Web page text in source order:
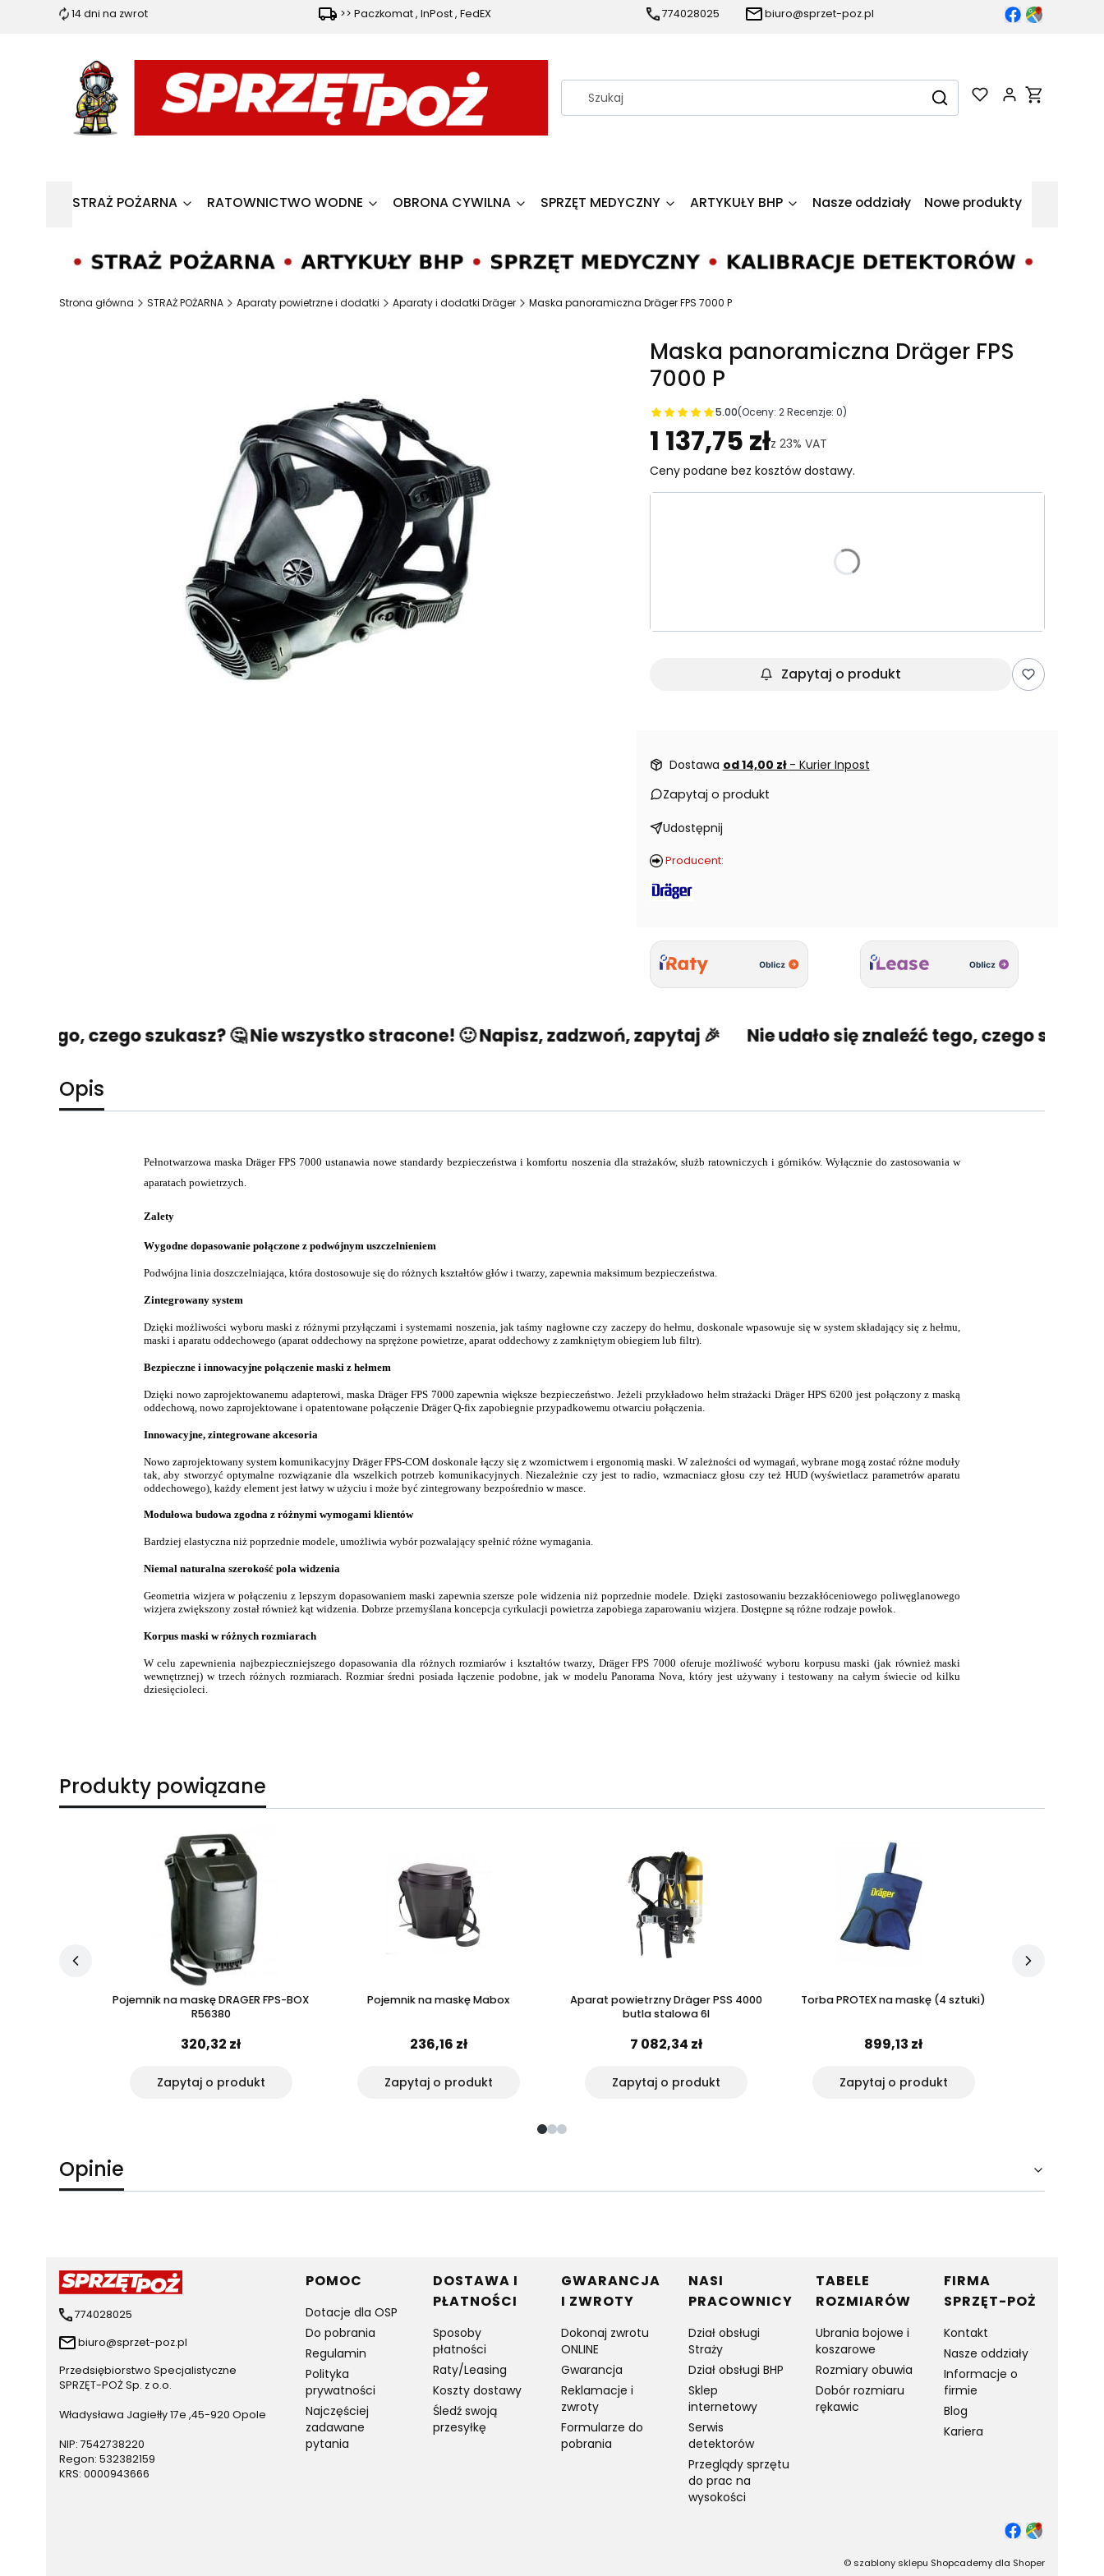
14 dni na zwrot >> Paczkomat , InPost , FedEX 774028025 biuro@sprzet-poz.pl
WyczyśćSzukaj
Produkty w
STRAŻ POŻARNA RATOWNICTWO WODNE OBRONA CYWILNA SPRZĘT MEDYCZNY ARTYKUŁY BHP Nasze oddziały Nowe produkty
Strona główna STRAŻ POŻARNA Aparaty powietrzne i dodatki Aparaty i dodatki Dräger Maska panoramiczna Dräger FPS 7000 P
Maska panoramiczna Dräger FPS
7000 P
5.00(Oceny: 2 Recenzje: 0)
Przejdź do sekcji Opinie
1 137,75 złz 23% VAT
Ceny podane bez kosztów dostawy.
Zapytaj o produkt
Dostawa od 14,00 zł - Kurier Inpost
Zapytaj o produkt
Udostępnij
Producent:
tego, czego szukasz? 🤔 Nie wszystko stracone! 🙂 Napisz, zadzwoń, zapytaj 🎉 Nie udało się znaleźć tego, czego
Opis
Pełnotwarzowa maska Dräger FPS 7000 ustanawia nowe standardy bezpieczeństwa i komfortu noszenia dla strażaków, służb ratowniczych i górników. Wyłącznie do zastosowania w
aparatach powietrzych.
Zalety
Wygodne dopasowanie połączone z podwójnym uszczelnieniem
Podwójna linia doszczelniająca, która dostosowuje się do różnych kształtów głów i twarzy, zapewnia maksimum bezpieczeństwa.
Zintegrowany system
Dzięki możliwości wyboru maski z różnymi przyłączami i systemami noszenia, jak taśmy nagłowne czy zaczepy do hełmu, doskonale wpasowuje się w system składający się z hełmu,
maski i aparatu oddechowego (aparat oddechowy na sprężone powietrze, aparat oddechowy z zamkniętym obiegiem lub filtr).
Bezpieczne i innowacyjne połączenie maski z hełmem
Dzięki nowo zaprojektowanemu adapterowi, maska Dräger FPS 7000 zapewnia większe bezpieczeństwo. Jeżeli przykładowo hełm strażacki Dräger HPS 6200 jest połączony z maską
oddechową, nowo zaprojektowane i opatentowane połączenie Dräger Q-fix zapobiegnie przypadkowemu otwarciu połączenia.
Innowacyjne, zintegrowane akcesoria
Nowo zaprojektowany system komunikacyjny Dräger FPS-COM doskonale łączy się z wzornictwem i ergonomią maski. W zależności od wymagań, wybrane mogą zostać różne moduły
tak, aby stworzyć optymalne rozwiązanie dla wszelkich potrzeb komunikacyjnych. Niezależnie czy jest to radio, wzmacniacz głosu czy też HUD (wyświetlacz parametrów aparatu
oddechowego), każdy element jest łatwy w użyciu i może być zintegrowany bezpośrednio w masce.
Modułowa budowa zgodna z różnymi wymogami klientów
Bardziej elastyczna niż poprzednie modele, umożliwia wybór pozwalający spełnić różne wymagania.
Niemal naturalna szerokość pola widzenia
Geometria wizjera w połączeniu z lepszym dopasowaniem maski zapewnia szersze pole widzenia niż poprzednie modele. Dzięki zastosowaniu bezzakłóceniowego poliwęglanowego
wizjera zwiększony został również kąt widzenia. Dobrze przemyślana koncepcja cyrkulacji powietrza zapobiega zaparowaniu wizjera. Dostępne są różne rodzaje powłok.
Korpus maski w różnych rozmiarach
W celu zapewnienia najbezpieczniejszego dopasowania dla różnych rozmiarów i kształtów twarzy, Dräger FPS 7000 oferuje możliwość wyboru korpusu maski (jak również maski
wewnętrznej) w trzech różnych rozmiarach. Rozmiar średni posiada łączenie podobne, jak w modelu Panorama Nova, który jest używany i testowany na całym świecie od kilku
dziesięcioleci.
Produkty powiązane
Pojemnik na maskę DRAGER FPS-BOX
R56380
320,32 zł
Zapytaj o produkt
Pojemnik na maskę Mabox
236,16 zł
Zapytaj o produkt
Aparat powietrzny Dräger PSS 4000
butla stalowa 6l
7 082,34 zł
Zapytaj o produkt
Torba PROTEX na maskę (4 sztuki)
899,13 zł
Zapytaj o produkt
Opinie
774028025
biuro@sprzet-poz.pl
Przedsiębiorstwo Specjalistyczne
SPRZĘT-POŻ Sp. z o.o.
Władysława Jagiełły 17e ,45-920 Opole
NIP: 7542738220
Regon: 532382159
KRS: 0000943666
Linki w stopce
POMOC
Dotacje dla OSP
Do pobrania
Regulamin
Polityka
prywatności
Najczęściej
zadawane
pytania
DOSTAWA I
PŁATNOŚCI
Sposoby
płatności
Raty/Leasing
Koszty dostawy
Śledź swoją
przesyłkę
GWARANCJA
I ZWROTY
Dokonaj zwrotu
ONLINE
Gwarancja
Reklamacje i
zwroty
Formularze do
pobrania
NASI
PRACOWNICY
Dział obsługi
Straży
Dział obsługi BHP
Sklep
internetowy
Serwis
detektorów
Przeglądy sprzętu
do prac na
wysokości
TABELE
ROZMIARÓW
Ubrania bojowe i
koszarowe
Rozmiary obuwia
Dobór rozmiaru
rękawic
FIRMA
SPRZĘT-POŻ
Kontakt
Nasze oddziały
Informacje o
firmie
Blog
Kariera
© szablony sklepu Shopcademy dla Shoper